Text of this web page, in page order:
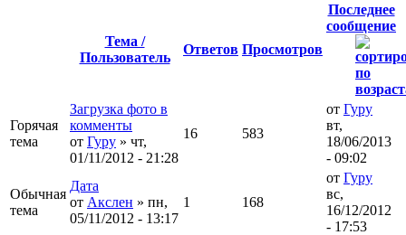
Тема /
Пользователь
Ответов Просмотров
Последнее
сообщение
Горячая
тема
Загрузка фото в
комменты
от Гуру » чт,
01/11/2012 - 21:28
16 583
от Гуру
вт,
18/06/2013
- 09:02
Обычная
тема
Дата
от Акслен » пн,
05/11/2012 - 13:17
1 168
от Гуру
вс,
16/12/2012
- 17:53